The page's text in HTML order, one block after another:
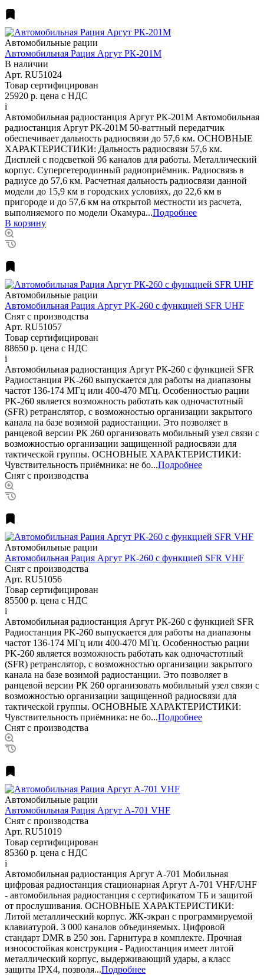
Автомобильные рации
Автомобильная Рация Аргут РК-201М
В наличии
Арт. RU51024
Товар сертифицирован
25920 р. цена с НДС
i
Автомобильная радиостанция Аргут РК-201М Автомобильная
радиостанция Аргут РК-201М 50-ваттный передатчик
обеспечивает дальность радиосвязи до 57,6 км. ОСНОВНЫЕ
ХАРАКТЕРИСТИКИ: Дальность радиосвязи 57,6 км.
Дисплей с подсветкой 96 каналов для работы. Металлический
корпус. Супергетеродинный радиоприёмник. Радиосвязь в
радиусе до 57,6 км. Расчетная дальность радиосвязи данной
модели до 15,9 км в городских условиях, до 22,6 км в
пригороде и до 57,6 км на открытой местности из расчета,
выполняемого по модели Окамура...Подробнее
В корзину
Автомобильные рации
Автомобильная Рация Аргут РК-260 с функцией SFR UHF
Снят с производства
Арт. RU51057
Товар сертифицирован
88650 р. цена с НДС
i
Автомобильная радиостанция Аргут РК-260 с функцией SFR
Радиостанция PK-260 выпускается для работы на диапазоны
частот 136-174 МГц или 400-470 МГц. Особенностью рации
PK-260 является возможность работать как одночастотный
(SFR) ретранслятор, с возможностью организации закрытого
канала на базе возимой радиостанции. Это позволяет в
ранцевой версии РК 260 организовать мобильный узел связи с
возможностью организации защищенной радиосвязи для
тактической группы. ОСНОВНЫЕ ХАРАКТЕРИСТИКИ:
Чувствительность приёмника: не бо...Подробнее
Снят с производства
Автомобильные рации
Автомобильная Рация Аргут РК-260 с функцией SFR VHF
Снят с производства
Арт. RU51056
Товар сертифицирован
85500 р. цена с НДС
i
Автомобильная радиостанция Аргут РК-260 с функцией SFR
Радиостанция PK-260 выпускается для работы на диапазоны
частот 136-174 МГц или 400-470 МГц. Особенностью рации
PK-260 является возможность работать как одночастотный
(SFR) ретранслятор, с возможностью организации закрытого
канала на базе возимой радиостанции. Это позволяет в
ранцевой версии РК 260 организовать мобильный узел связи с
возможностью организации защищенной радиосвязи для
тактической группы. ОСНОВНЫЕ ХАРАКТЕРИСТИКИ:
Чувствительность приёмника: не бо...Подробнее
Снят с производства
Автомобильные рации
Автомобильная Рация Аргут А-701 VHF
Снят с производства
Арт. RU51019
Товар сертифицирован
85360 р. цена с НДС
i
Автомобильная радиостанция Аргут А-701 Мобильная
цифровая радиостанция стационарная Аргут А-701 VHF/UHF
- автомобильная радиостанция с сертификатом ТБ и защитой
от прослушивания. ОСНОВНЫЕ ХАРАКТЕРИСТИКИ:
Литой металлический корпус. ЖК-экран с программируемой
клавиатурой. 3 000 каналов объединяемых. Цифровой
стандарт DMR в 250 зон. Гарнитура в комплекте. Прочная
износостойкая конструкция - Радиостанция имеет литой
металлический корпус, выдерживающий удары, а класс
защиты IPX4, позволя...Подробнее